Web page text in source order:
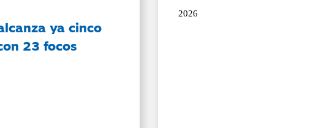
ya cinco
23 focos
2026